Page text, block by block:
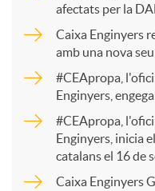
p
a
r
t
afectats per la
Caixa Enginyers
amb una nova
#CEApropa,
Enginyers,
#CEApropa,
Enginyers, inicia
catalans el 16 de
Caixa Enginyers